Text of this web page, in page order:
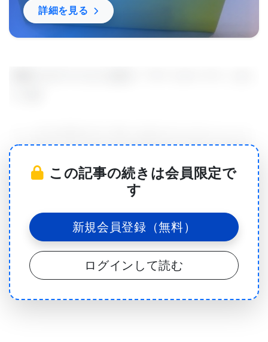
詳細を見る
（serpin） というタンパク質です。これは、SARS-
CoV-2が人間の細胞へ侵入するのを防ぐ働きを持つ
ことが判明しました。驚くべきことに、一部の人は
自然にこのタンパク質のレベルが高く、ウイルスに
対する抵抗力を持っている のです。
「これらのタンパク質は、ウイルスが細胞に侵入す
るのを防ぐ“門番”のような役割を果たします。この
この記事の続きは会員限定で
す
新規会員登録（無料）
ログインして読む